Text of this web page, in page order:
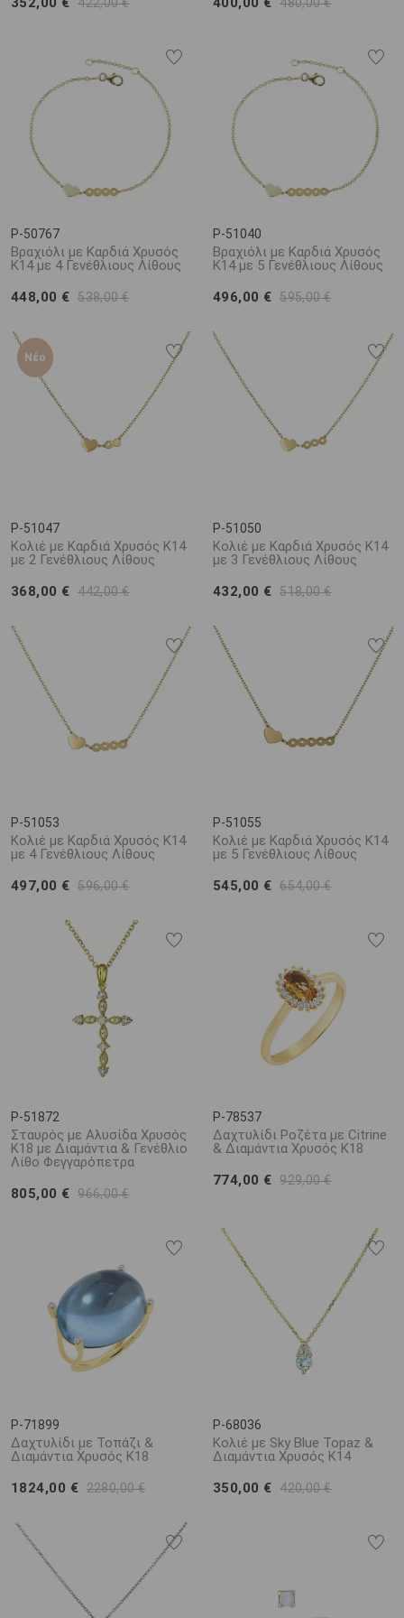
συνηθίζεται να χαρίζεται στην 13η επέτειο γάμου.
P-50767
Βραχιόλι με Καρδιά Χρυσός
Κ14 με 4 Γενέθλιους Λίθους
448,00 € 538,00 €
P-51040
Βραχιόλι με Καρδιά Χρυσός
Κ14 με 5 Γενέθλιους Λίθους
496,00 € 595,00 €
Νέο
P-51047
Κολιέ με Καρδιά Χρυσός Κ14
με 2 Γενέθλιους Λίθους
368,00 € 442,00 €
P-51050
Κολιέ με Καρδιά Χρυσός Κ14
με 3 Γενέθλιους Λίθους
432,00 € 518,00 €
P-51053
Κολιέ με Καρδιά Χρυσός Κ14
με 4 Γενέθλιους Λίθους
497,00 € 596,00 €
P-51055
Κολιέ με Καρδιά Χρυσός Κ14
με 5 Γενέθλιους Λίθους
545,00 € 654,00 €
P-51872
Σταυρός με Αλυσίδα Χρυσός
Κ18 με Διαμάντια & Γενέθλιο
Λίθο Φεγγαρόπετρα
805,00 € 966,00 €
P-78537
Δαχτυλίδι Ροζέτα με Citrine
& Διαμάντια Χρυσός Κ18
774,00 € 929,00 €
P-71899
Δαχτυλίδι με Τοπάζι &
Διαμάντια Χρυσός Κ18
1824,00 € 2280,00 €
P-68036
Κολιέ με Sky Blue Topaz &
Διαμάντια Χρυσός Κ14
350,00 € 420,00 €